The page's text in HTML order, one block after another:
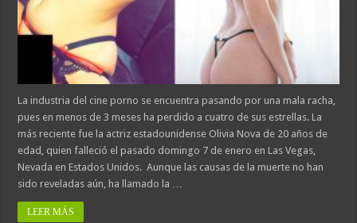
La industria del cine porno se encuentra pasando por una mala racha,
pues en menos de 3 meses ha perdido a cuatro de sus estrellas. La
más reciente fue la actriz estadounidense Olivia Nova de 20 años de
edad, quien falleció el pasado domingo 7 de enero en Las Vegas,
Nevada en Estados Unidos. Aunque las causas de la muerte no han
sido reveladas aún, ha llamado la …
LEER MÁS